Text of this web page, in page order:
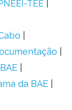
TEE
da BAE